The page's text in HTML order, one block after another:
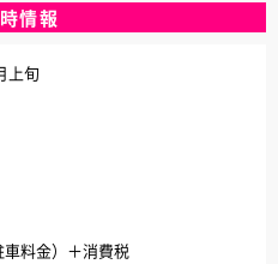
情報
上旬
車料金）＋消費税